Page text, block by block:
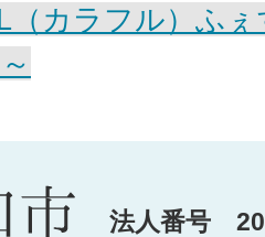
（カラフル）ふ
法人番号